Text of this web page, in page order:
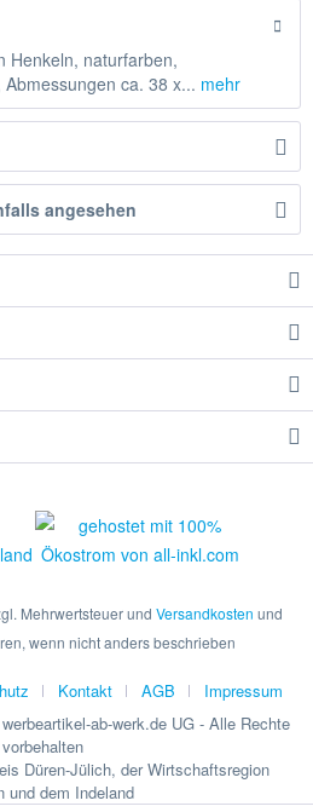
Henkeln, naturfarben,
ca. 38 x... mehr
angesehen
Mehrwertsteuer und Versandkosten und
wenn nicht anders beschrieben
Kontakt AGB
Impressum
ab-werk.de UG - Alle Rechte
vorbehalten
Düren-Jülich, der Wirtschaftsregion
und dem Indeland